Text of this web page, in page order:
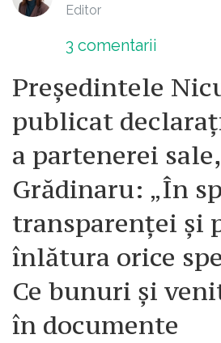
Editor
3 comentarii
Președintele
publicat
a partenerei
Grădinaru: „În
transparenței și
înlătura orice
Ce bunuri și
în documente